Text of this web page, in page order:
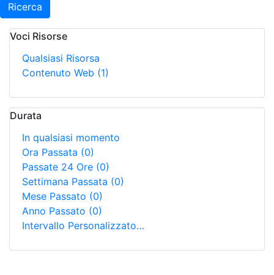
Ricerca
Voci Risorse
Qualsiasi Risorsa
Contenuto Web (1)
Durata
In qualsiasi momento
Ora Passata (0)
Passate 24 Ore (0)
Settimana Passata (0)
Mese Passato (0)
Anno Passato (0)
Intervallo Personalizzato…